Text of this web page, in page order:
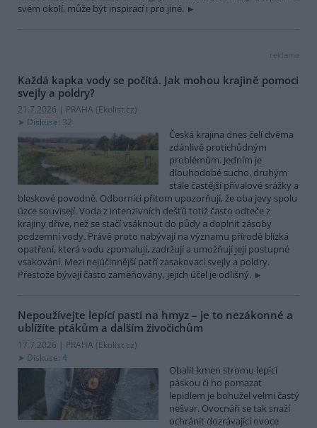
svém okolí, může být inspirací i pro jiné.
reklama
Každá kapka vody se počítá. Jak mohou krajině pomoci
svejly a poldry?
21.7.2026 | PRAHA (Ekolist.cz)
Diskuse: 32
Česká krajina dnes čelí dvěma
zdánlivě protichůdným
problémům. Jedním je
dlouhodobé sucho, druhým
stále častější přívalové srážky a
bleskové povodně. Odborníci přitom upozorňují, že oba jevy spolu
úzce souvisejí. Voda z intenzivních dešťů totiž často odteče z
krajiny dříve, než se stačí vsáknout do půdy a doplnit zásoby
podzemní vody. Právě proto nabývají na významu přírodě blízká
opatření, která vodu zpomalují, zadržují a umožňují její postupné
vsakování. Mezi nejúčinnější patří zasakovací svejly a poldry.
Přestože bývají často zaměňovány, jejich účel je odlišný.
Nepoužívejte lepící pasti na hmyz – je to nezákonné a
ublížíte ptákům a dalším živočichům
17.7.2026 | PRAHA (Ekolist.cz)
Diskuse: 4
Obalit kmen stromu lepící
páskou či ho pomazat
lepidlem je bohužel velmi častý
nešvar. Ovocnáři se tak snaží
ochránit dozrávající ovoce